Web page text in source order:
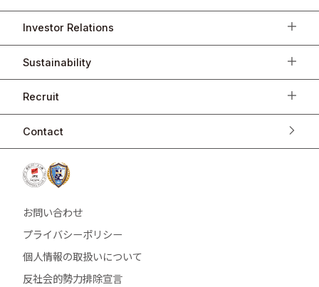
Investor Relations
Sustainability
Recruit
Contact
お問い合わせ
プライバシーポリシー
個人情報の取扱いについて
反社会的勢力排除宣言